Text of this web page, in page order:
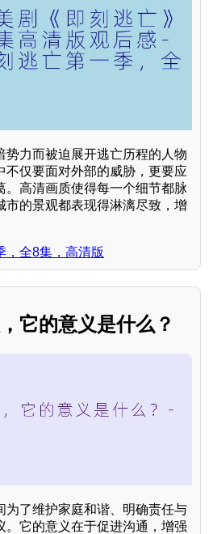
势力而被迫展开逃亡历程的人物
不仅要面对外部的威胁，更要应
。高清画质使得每一个细节都脉
市的景观都表现得淋漓尽致，增
，全8集，高清版
它的意义是什么？
为了维护家庭和谐、明确责任与
。它的意义在于促进沟通，增强